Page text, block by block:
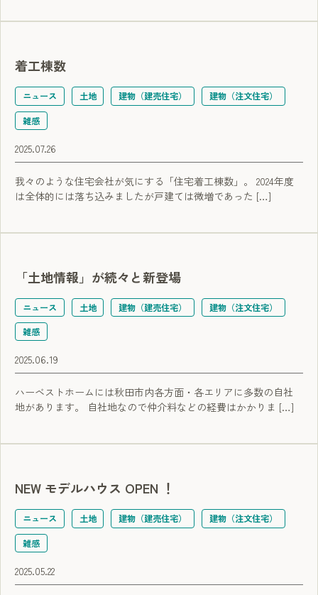
着工棟数
ニュース 土地 建物（建売住宅）
建物（注文住宅）
雑感
2025.07.26
我々のような住宅会社が気にする「住宅着工棟数」。 2024年度
は全体的には落ち込みましたが戸建ては微増であった […]
「土地情報」が続々と新登場
ニュース 土地 建物（建売住宅）
建物（注文住宅）
雑感
2025.06.19
ハーベストホームには秋田市内各方面・各エリアに多数の自社
地があります。 自社地なので仲介料などの経費はかかりま […]
NEW モデルハウス OPEN ！
ニュース 土地 建物（建売住宅）
建物（注文住宅）
雑感
2025.05.22